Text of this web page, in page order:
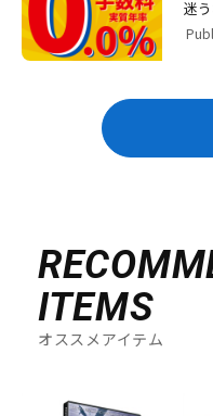
迷
金
ITEMS
オススメアイテム